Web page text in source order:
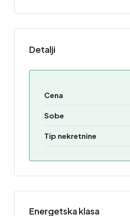
Detalji
Cena
Sobe
Tip nekretnine
Energetska klasa